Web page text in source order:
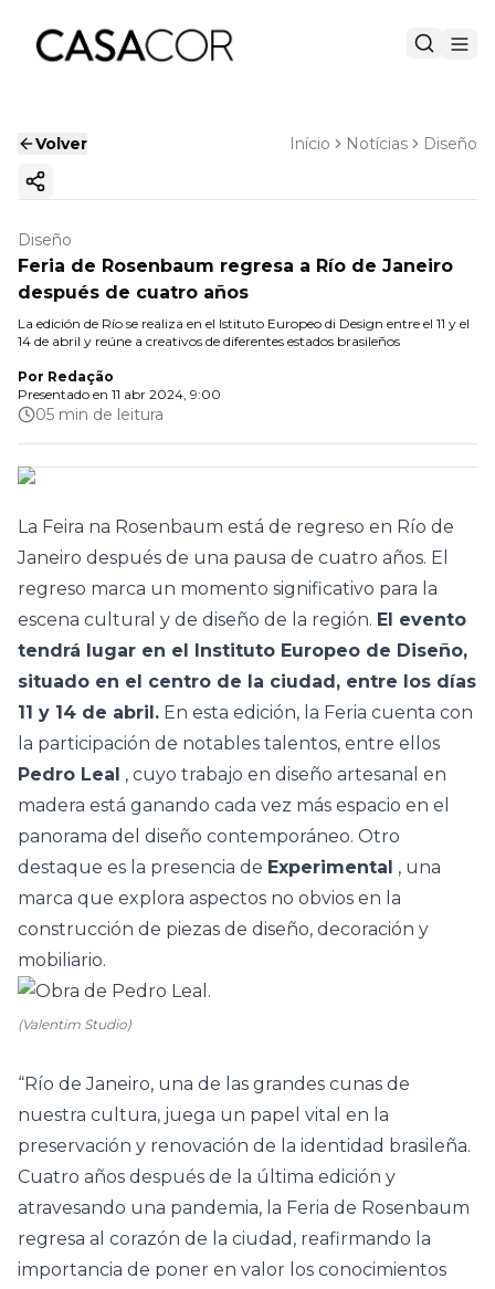
Volver Início Notícias Diseño
Copiar enlace
Diseño
Feria de Rosenbaum regresa a Río de Janeiro
después de cuatro años
La edición de Río se realiza en el Istituto Europeo di Design entre el 11 y el
14 de abril y reúne a creativos de diferentes estados brasileños
Por Redação
Presentado en 11 abr 2024, 9:00
05 min de leitura
La Feira na Rosenbaum está de regreso en Río de
Janeiro después de una pausa de cuatro años. El
regreso marca un momento significativo para la
escena cultural y de diseño de la región. El evento
tendrá lugar en el Instituto Europeo de Diseño,
situado en el centro de la ciudad, entre los días
11 y 14 de abril. En esta edición, la Feria cuenta con
la participación de notables talentos, entre ellos
Pedro Leal , cuyo trabajo en diseño artesanal en
madera está ganando cada vez más espacio en el
panorama del diseño contemporáneo. Otro
destaque es la presencia de Experimental , una
marca que explora aspectos no obvios en la
construcción de piezas de diseño, decoración y
mobiliario.
(Valentim Studio)
“Río de Janeiro, una de las grandes cunas de
nuestra cultura, juega un papel vital en la
preservación y renovación de la identidad brasileña.
Cuatro años después de la última edición y
atravesando una pandemia, la Feria de Rosenbaum
regresa al corazón de la ciudad, reafirmando la
importancia de poner en valor los conocimientos